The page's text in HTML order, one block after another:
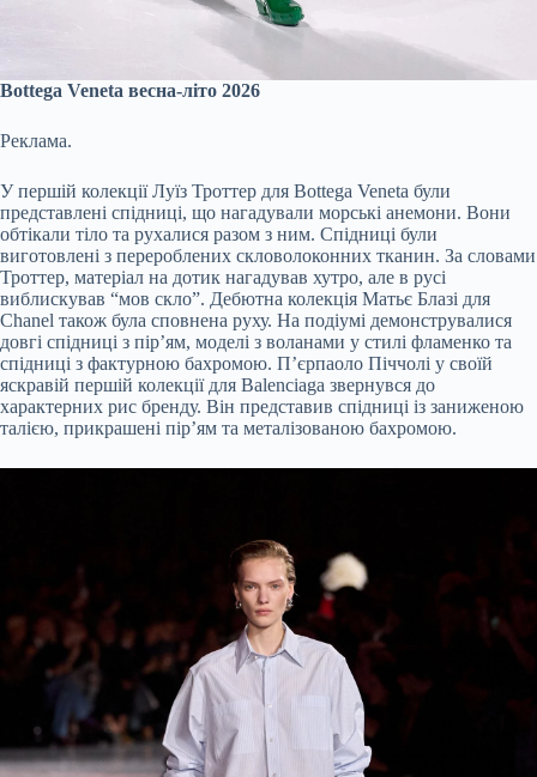
Bottega Veneta весна-літо 2026
Реклама.
У першій колекції Луїз Троттер для Bottega Veneta були
представлені спідниці, що нагадували морські анемони. Вони
обтікали тіло та рухалися разом з ним. Спідниці були
виготовлені з перероблених скловолоконних тканин. За словами
Троттер, матеріал на дотик нагадував хутро, але в русі
виблискував “мов скло”. Дебютна колекція Матьє Блазі для
Chanel також була сповнена руху. На подіумі демонструвалися
довгі спідниці з пір’ям, моделі з воланами у стилі фламенко та
спідниці з фактурною бахромою. П’єрпаоло Піччолі у своїй
яскравій першій колекції для Balenciaga звернувся до
характерних рис бренду. Він представив спідниці із заниженою
талією, прикрашені пір’ям та металізованою бахромою.